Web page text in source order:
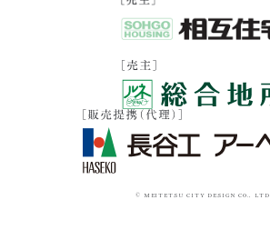
© MEITETSU CITY DESIGN CO., LTD.